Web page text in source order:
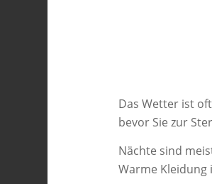
Das Wetter ist
bevor Sie zur
Nächte sind
Warme